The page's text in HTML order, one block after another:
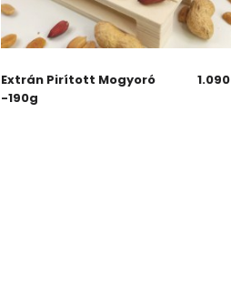
Extrán Pirított Mogyoró
-190g
1.090